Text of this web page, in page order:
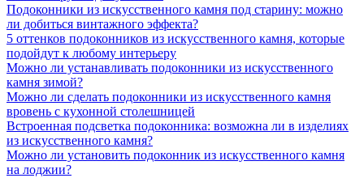
Подоконники из искусственного камня под старину: можно
ли добиться винтажного эффекта?
5 оттенков подоконников из искусственного камня, которые
подойдут к любому интерьеру
Можно ли устанавливать подоконники из искусственного
камня зимой?
Можно ли сделать подоконники из искусственного камня
вровень с кухонной столешницей
Встроенная подсветка подоконника: возможна ли в изделиях
из искусственного камня?
Можно ли установить подоконник из искусственного камня
на лоджии?